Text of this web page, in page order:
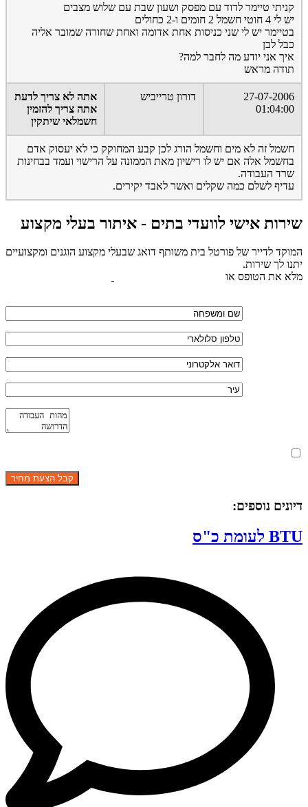
קניתי טיימר לדוד עם מפסק ושעון שבת עם שלוש מצבים
יש לי 4 חוטי חשמל 2 חומים ו-2 כחולים
בטיימר יש לי שני כניסות אחת אדומה ואחת שחורה שמובר אליה
כבל לבן
איך אני יודע מה לחבר למה?
תודה מראש
27-07-2006
01:04:00
דורון טרייביש
אתה לא צריך לדעת
אתה צריך להזמין
חשמלאי שיתקין
חשמל זה לא מים וחשמל הורג לכן קבע המחוקק כי לא יעסוק אדם
בחשמל אלה אם יש לו רישיון מאת הממונה על הרישוי ועמד בבחינות
שרד העבודה.
עדיף לשלם כמה שקלים ואשר לאבד יקירים.
שירות אישי לוועדי בתים - איתור בעלי מקצוע
המוקד לדייר של פורטל בית משותף דואג שבעלי מקצוע הוגנים ומקצועיים
יתנו לך שירות.
מלא את הטופס או
דיונים נוספים:
BTU לעומת כ"ס